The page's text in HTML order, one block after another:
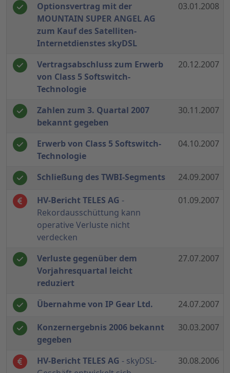
Optionsvertrag mit der
MOUNTAIN SUPER ANGEL AG
zum Kauf des Satelliten-
Internetdienstes skyDSL
03.01.2008
Vertragsabschluss zum Erwerb
von Class 5 Softswitch-
Technologie
20.12.2007
Zahlen zum 3. Quartal 2007
bekannt gegeben
30.11.2007
Erwerb von Class 5 Softswitch-
Technologie
04.10.2007
Schließung des TWBI-Segments 24.09.2007
HV-Bericht TELES AG -
Rekordausschüttung kann
operative Verluste nicht
verdecken
01.09.2007
Verluste gegenüber dem
Vorjahresquartal leicht
reduziert
27.07.2007
Übernahme von IP Gear Ltd. 24.07.2007
Konzernergebnis 2006 bekannt
gegeben
30.03.2007
HV-Bericht TELES AG - skyDSL-
30.08.2006